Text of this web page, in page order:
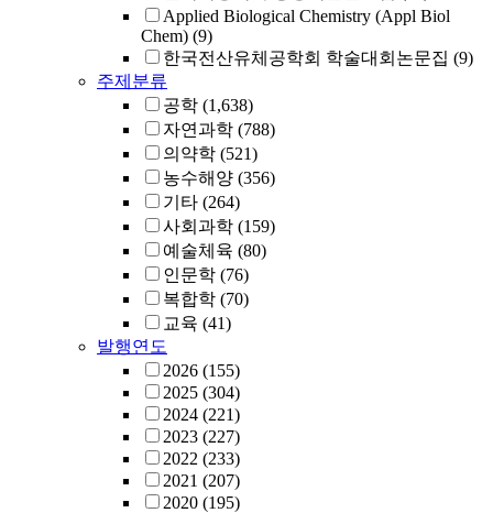
Applied Biological Chemistry (Appl Biol
Chem) (9)
한국전산유체공학회 학술대회논문집 (9)
주제분류
공학 (1,638)
자연과학 (788)
의약학 (521)
농수해양 (356)
기타 (264)
사회과학 (159)
예술체육 (80)
인문학 (76)
복합학 (70)
교육 (41)
발행연도
2026 (155)
2025 (304)
2024 (221)
2023 (227)
2022 (233)
2021 (207)
2020 (195)